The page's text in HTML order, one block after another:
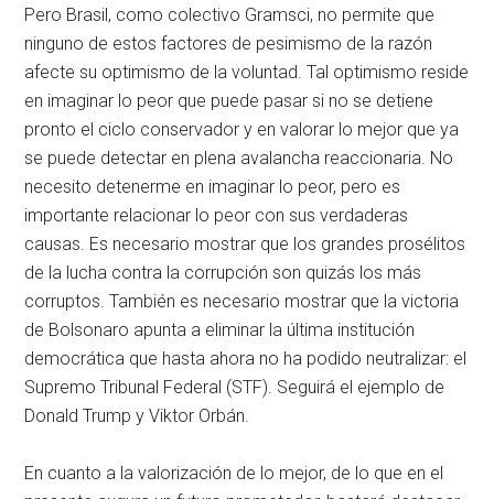
Pero Brasil, como colectivo Gramsci, no permite que
ninguno de estos factores de pesimismo de la razón
afecte su optimismo de la voluntad. Tal optimismo reside
en imaginar lo peor que puede pasar si no se detiene
pronto el ciclo conservador y en valorar lo mejor que ya
se puede detectar en plena avalancha reaccionaria. No
necesito detenerme en imaginar lo peor, pero es
importante relacionar lo peor con sus verdaderas
causas. Es necesario mostrar que los grandes prosélitos
de la lucha contra la corrupción son quizás los más
corruptos. También es necesario mostrar que la victoria
de Bolsonaro apunta a eliminar la última institución
democrática que hasta ahora no ha podido neutralizar: el
Supremo Tribunal Federal (STF). Seguirá el ejemplo de
Donald Trump y Viktor Orbán.
En cuanto a la valorización de lo mejor, de lo que en el